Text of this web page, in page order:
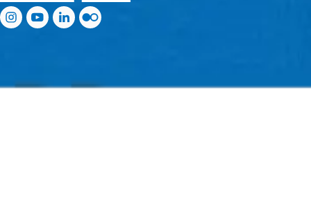
. . . .